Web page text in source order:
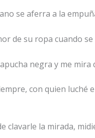
se aferra a la
de su ropa cuando
negra y me
con quien
clavarle la mirada,